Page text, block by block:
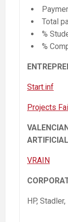
Total
%
%
Start.inf
Projects
VRAIN
HP,